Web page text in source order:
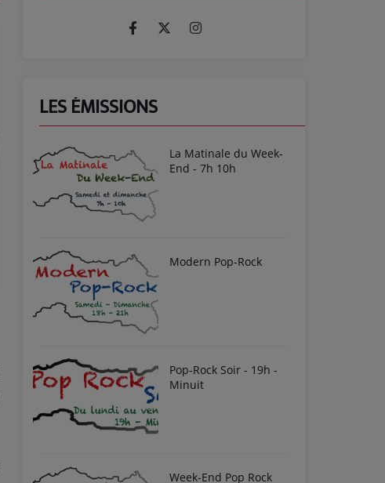
LES ÉMISSIONS
La Matinale du Week-
End - 7h 10h
Modern Pop-Rock
Pop-Rock Soir - 19h -
Minuit
Week-End Pop Rock